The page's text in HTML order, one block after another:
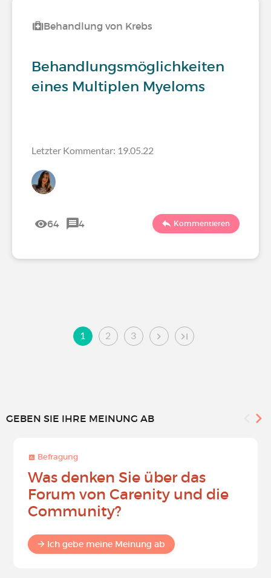
Behandlung von Krebs
Behandlungsmöglichkeiten
eines Multiplen Myeloms
Letzter Kommentar: 19.05.22
64 4 Kommentieren
1 2 3
GEBEN SIE IHRE MEINUNG AB
Befragung
Was denken Sie über das
Forum von Carenity und die
Community?
Ich gebe meine Meinung ab